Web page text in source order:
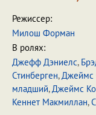
Режиссер:
Милош Форман
В ролях:
Джефф Дэниелс,
Стинберген,Джеймс
младший,Джеймс
Кеннет Макмиллан,